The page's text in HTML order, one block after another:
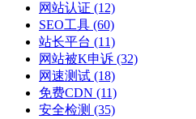
网站认证 (12)
SEO工具 (60)
站长平台 (11)
网站被K申诉 (32)
网速测试 (18)
免费CDN (11)
安全检测 (35)